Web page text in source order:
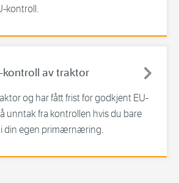
kontroll.
kontroll av traktor
og har fått frist for godkjent EU-
unntak fra kontrollen hvis du bare
i din egen primærnæring.